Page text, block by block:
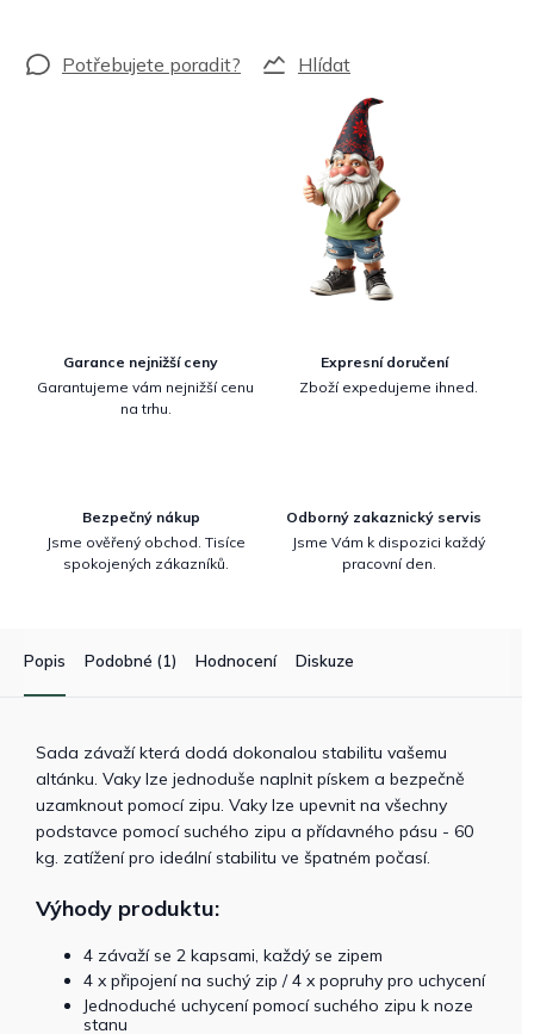
Hlídat
Garance nejnižší ceny
Garantujeme vám nejnižší cenu
na trhu.
Expresní doručení
Zboží expedujeme ihned.
Bezpečný nákup
Jsme ověřený obchod. Tisíce
spokojených zákazníků.
Odborný zakaznický servis
Jsme Vám k dispozici každý
pracovní den.
Popis Podobné (1) Hodnocení Diskuze
Sada závaží která dodá dokonalou stabilitu vašemu
altánku. Vaky lze jednoduše naplnit pískem a bezpečně
uzamknout pomocí zipu. Vaky lze upevnit na všechny
podstavce pomocí suchého zipu a přídavného pásu - 60
kg. zatížení pro ideální stabilitu ve špatném počasí.
Výhody produktu:
4 závaží se 2 kapsami, každý se zipem
4 x připojení na suchý zip / 4 x popruhy pro uchycení
Jednoduché uchycení pomocí suchého zipu k noze
stanu